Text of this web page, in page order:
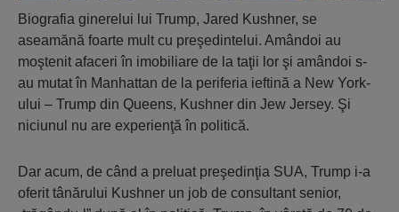
Biografia ginerelui lui Trump, Jared Kushner, se
aseamănă foarte mult cu preşedintelui. Amândoi au
moştenit afaceri în imobiliare de la taţii lor şi amândoi s-
au mutat în Manhattan de la periferia ieftină a New York-
ului – Trump din Queens, Kushner din Jew Jersey. Şi
niciunul nu are experienţă în politică.
Dar acum, de când a preluat preşedinţia SUA, Trump i-a
oferit tânărului Kushner un job de consultant senior,